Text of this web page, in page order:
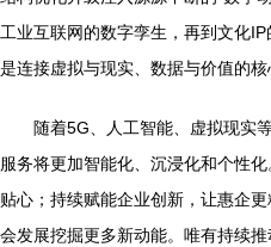
工业互联网的数字孪生，再到文化
是连接虚拟与现实、数据与价值的核
随着5G、人工智能、虚拟现实
服务将更加智能化、沉浸化和个性
贴心；持续赋能企业创新，让惠企
会发展挖掘更多新动能。唯有持续